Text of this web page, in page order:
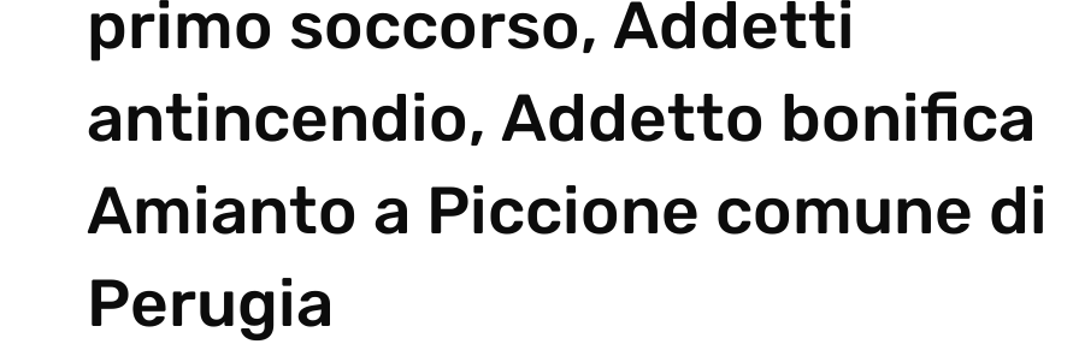
primo soccorso, Addetti
antincendio, Addetto bonifica
Amianto a Piccione comune di
Perugia